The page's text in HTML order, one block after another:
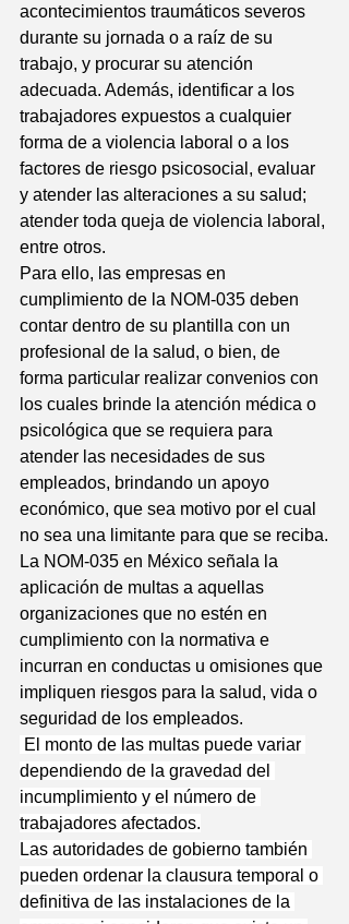
acontecimientos traumáticos severos
durante su jornada o a raíz de su
trabajo, y procurar su atención
adecuada. Además, identificar a los
trabajadores expuestos a cualquier
forma de a violencia laboral o a los
factores de riesgo psicosocial, evaluar
y atender las alteraciones a su salud;
atender toda queja de violencia laboral,
entre otros.
Para ello, las empresas en
cumplimiento de la NOM-035 deben
contar dentro de su plantilla con un
profesional de la salud, o bien, de
forma particular realizar convenios con
los cuales brinde la atención médica o
psicológica que se requiera para
atender las necesidades de sus
empleados, brindando un apoyo
económico, que sea motivo por el cual
no sea una limitante para que se reciba.
La NOM-035 en México señala la
aplicación de multas a aquellas
organizaciones que no estén en
cumplimiento con la normativa e
incurran en conductas u omisiones que
impliquen riesgos para la salud, vida o
seguridad de los empleados.
El monto de las multas puede variar
dependiendo de la gravedad del
incumplimiento y el número de
trabajadores afectados.
Las autoridades de gobierno también
pueden ordenar la clausura temporal o
definitiva de las instalaciones de la